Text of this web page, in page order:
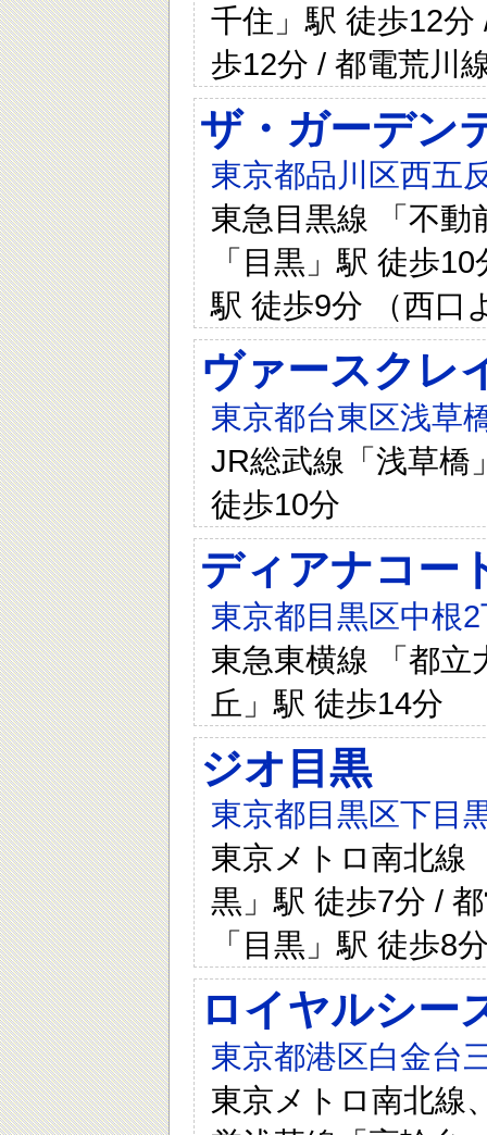
千住」駅 徒歩12
歩12分 / 都電荒川
ザ・ガーデン
東京都品川区西五
東急目黒線 「不動
「目黒」駅 徒歩
駅 徒歩9分 （西口
ヴァースクレ
東京都台東区浅草
JR総武線「浅草橋
徒歩10分
ディアナコー
東京都目黒区中根
東急東横線 「都立
丘」駅 徒歩14分
ジオ目黒
東京都目黒区下目
東京メトロ南北線
黒」駅 徒歩7分 /
「目黒」駅 徒歩8
ロイヤルシー
東京都港区白金台
東京メトロ南北線